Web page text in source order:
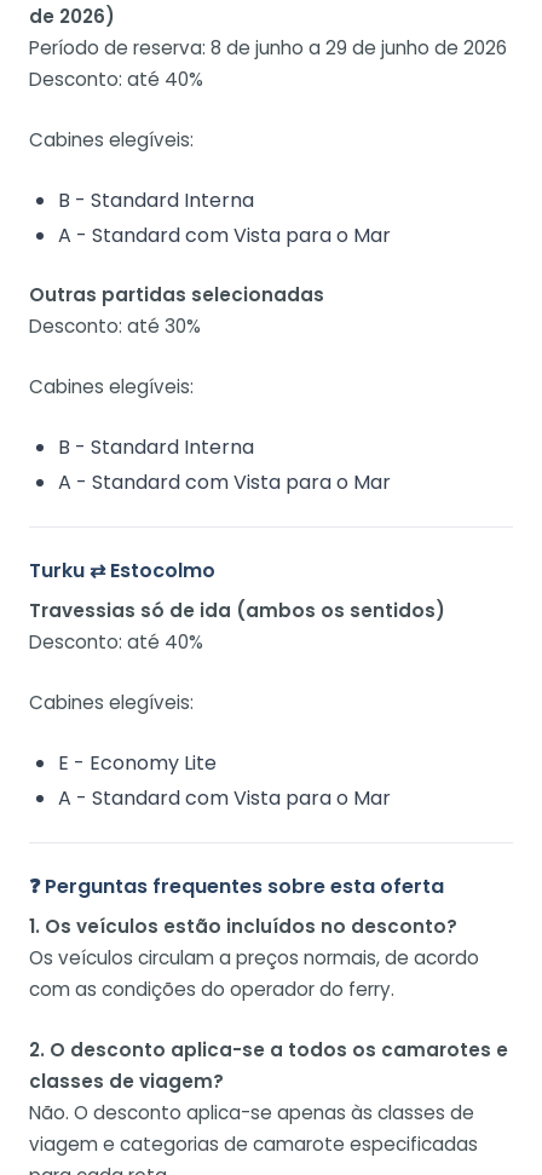
de 2026)
Período de reserva: 8 de junho a 29 de junho de 2026
Desconto: até 40%
Cabines elegíveis:
B - Standard Interna
A - Standard com Vista para o Mar
Outras partidas selecionadas
Desconto: até 30%
Cabines elegíveis:
B - Standard Interna
A - Standard com Vista para o Mar
Turku ⇄ Estocolmo
Travessias só de ida (ambos os sentidos)
Desconto: até 40%
Cabines elegíveis:
E - Economy Lite
A - Standard com Vista para o Mar
❓ Perguntas frequentes sobre esta oferta
1. Os veículos estão incluídos no desconto?
Os veículos circulam a preços normais, de acordo
com as condições do operador do ferry.
2. O desconto aplica-se a todos os camarotes e
classes de viagem?
Não. O desconto aplica-se apenas às classes de
viagem e categorias de camarote especificadas